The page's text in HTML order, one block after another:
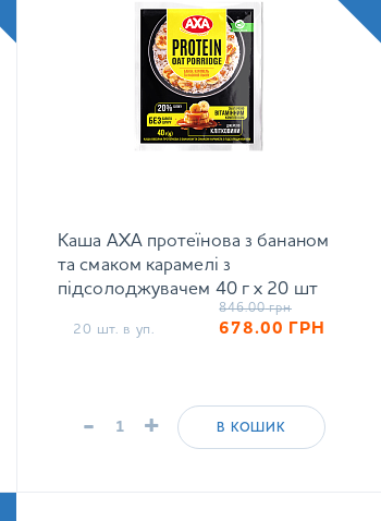
Каша АХА протеїнова з бананом
та смаком карамелі з
підсолоджувачем 40 г х 20 шт
20 шт. в уп.
846.00 грн
678.00 ГРН
- + В КОШИК